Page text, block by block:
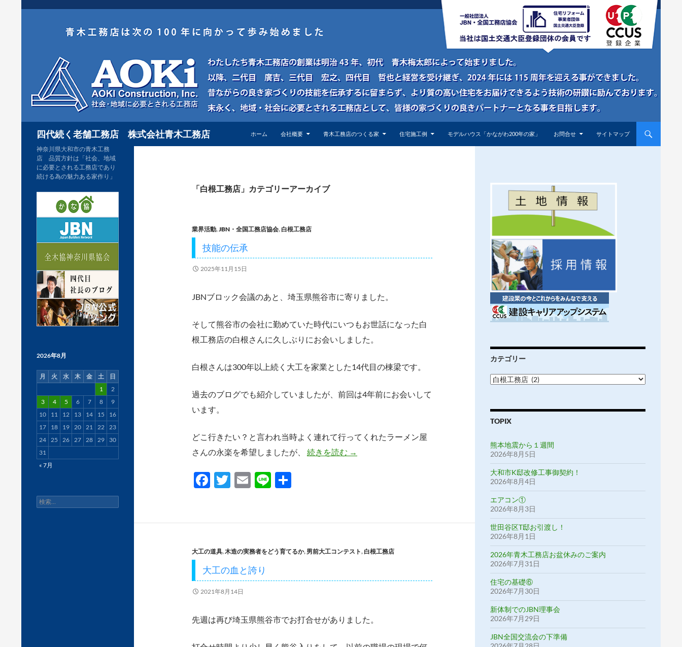
四代続く老舗工務店 株式会社青木工務店 ホーム 会社概要 青木工務店のつくる家 住宅施工例 モデルハウス「かながわ200年の家」 お問合せ サイトマップ
「白根工務店」カテゴリーアーカイブ
業界活動,JBN・全国工務店協会, 白根工務店
技能の伝承
2025年11月15日
JBNブロック会議のあと、埼玉県熊谷市に寄りました。
そして熊谷市の会社に勤めていた時代にいつもお世話になった白
根工務店の白根さんに久しぶりにお会いしました。
白根さんは300年以上続く大工を家業とした14代目の棟梁です。
過去のブログでも紹介していましたが、前回は4年前にお会いして
います。
どこ行きたい？と言われ当時よく連れて行ってくれたラーメン屋
さんの永楽を希望しましたが、 続きを読む 技能の伝承
→
F
b
o
o
k
T
er
E
Li
大工の道具,木造の実務者をどう育てるか, 男前大工コンテスト, 白根工務店
大工の血と誇り
2021年8月14日
先週は再び埼玉県熊谷市でお打合せがありました。
カテゴリー
カ
テ
ー
TOPIX
熊本地震から１週間
2026年8月5日
大和市K邸改修工事御契約！
2026年8月4日
エアコン①
2026年8月3日
世田谷区T邸お引渡し！
2026年8月1日
2026年青木工務店お盆休みのご案内
2026年7月31日
住宅の基礎⑥
2026年7月30日
新体制でのJBN理事会
2026年7月29日
JBN全国交流会の下準備
神奈川県大和市の青木工務
店 品質方針は「社会、地域
に必要とされる工務店であり
続ける為の魅力ある家作り」
2026年8月
月 火 水 木 金 土
日
1
2
3
4 5 6 7 8
9
10
11 12 13 14 15
16
17
18 19 20 21 22
23
24
25 26 27 28 29
30
31
« 7月
検
索: